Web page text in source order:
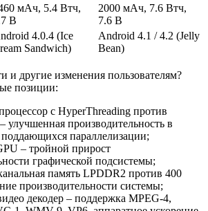
мАч, 5.4 Втч,
В
2000 мАч, 7.6 Втч,
7.6 В
4.0.4 (Ice
Sandwich)
Android 4.1 / 4.2 (Jelly
Bean)
и другие изменения пользователям?
позиции:
с HyperThreading против
улучшенная производительность в
параллелизации;
– тройной прирост
графической подсистемы;
память LPDDR2 против 400
производительности системы;
декодер – поддержка MPEG-4,